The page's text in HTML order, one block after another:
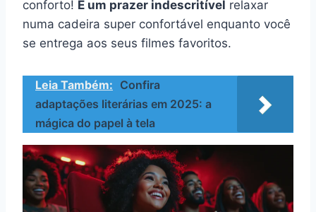
conforto! É um prazer indescritível relaxar
numa cadeira super confortável enquanto você
se entrega aos seus filmes favoritos.
Leia Também: Confira
adaptações literárias em 2025: a
mágica do papel à tela